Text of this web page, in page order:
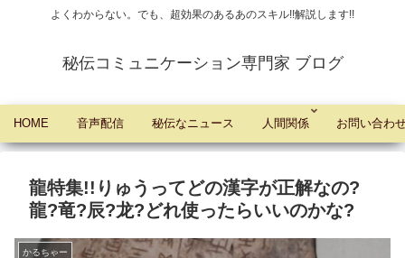
よくわからない。でも、超効果のあるあのスキル!!解説します!!
秘伝コミュニケーション専門家 ブログ
HOME 音声配信 秘伝なニュース 人間関係 お問い合わ
龍特集!!りゅうってどの漢字が正解なの?
龍?竜?辰?龙?どれ使ったらいいのかな?
かるちゃー